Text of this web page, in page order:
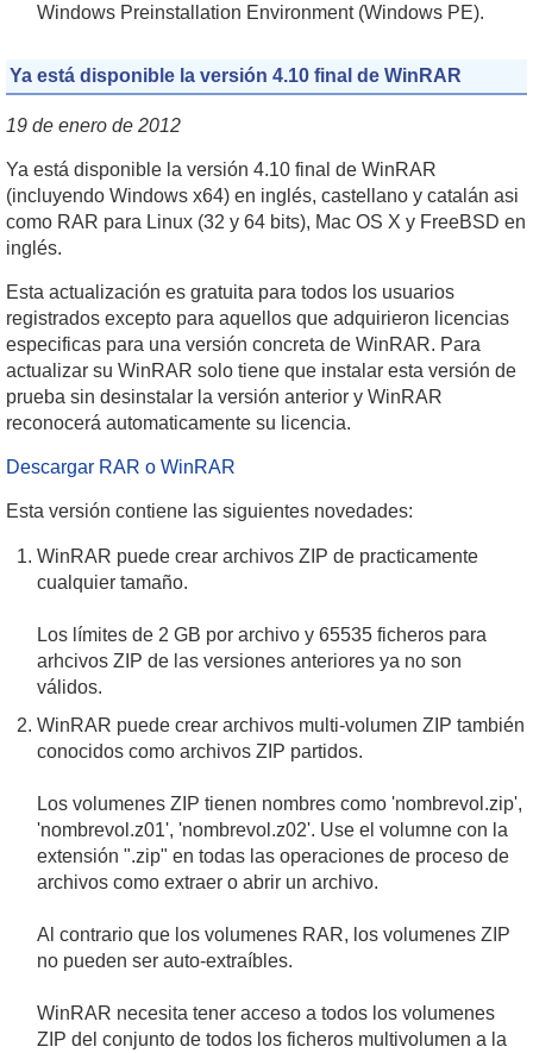
Windows Preinstallation Environment (Windows PE).
Ya está disponible la versión 4.10 final de WinRAR
19 de enero de 2012
Ya está disponible la versión 4.10 final de WinRAR
(incluyendo Windows x64) en inglés, castellano y catalán asi
como RAR para Linux (32 y 64 bits), Mac OS X y FreeBSD en
inglés.
Esta actualización es gratuita para todos los usuarios
registrados excepto para aquellos que adquirieron licencias
especificas para una versión concreta de WinRAR. Para
actualizar su WinRAR solo tiene que instalar esta versión de
prueba sin desinstalar la versión anterior y WinRAR
reconocerá automaticamente su licencia.
Descargar RAR o WinRAR
Esta versión contiene las siguientes novedades:
WinRAR puede crear archivos ZIP de practicamente
cualquier tamaño.
Los límites de 2 GB por archivo y 65535 ficheros para
arhcivos ZIP de las versiones anteriores ya no son
válidos.
WinRAR puede crear archivos multi-volumen ZIP también
conocidos como archivos ZIP partidos.
Los volumenes ZIP tienen nombres como 'nombrevol.zip',
'nombrevol.z01', 'nombrevol.z02'. Use el volumne con la
extensión ".zip" en todas las operaciones de proceso de
archivos como extraer o abrir un archivo.
Al contrario que los volumenes RAR, los volumenes ZIP
no pueden ser auto-extraíbles.
WinRAR necesita tener acceso a todos los volumenes
ZIP del conjunto de todos los ficheros multivolumen a la